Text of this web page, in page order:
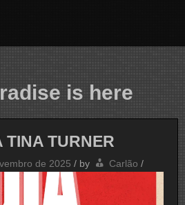
is here
TINA TURNER
de 2025 / by Carlão /